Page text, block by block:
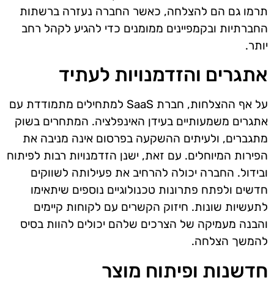
תרמו גם הם להצלחה, כאשר החברה נעזרה ברשתות
החברתיות ובקמפיינים ממומנים כדי להגיע לקהל רחב
יותר.
אתגרים והזדמנויות לעתיד
על אף ההצלחות, חברת SaaS למתחילים מתמודדת עם
אתגרים משמעותיים בעידן האינפלציה. המתחרים בשוק
מתגברים, ולעיתים ההשקעה בפרסום אינה מניבה את
הפירות המיוחלים. עם זאת, ישנן הזדמנויות רבות לפיתוח
ובידול. החברה יכולה להרחיב את פעילותה לשווקים
חדשים ולפתח פתרונות טכנולוגיים נוספים שיתאימו
לתעשיות שונות. חיזוק הקשרים עם לקוחות קיימים
והבנה מעמיקה של הצרכים שלהם יכולים להוות בסיס
להמשך הצלחה.
חדשנות ופיתוח מוצר